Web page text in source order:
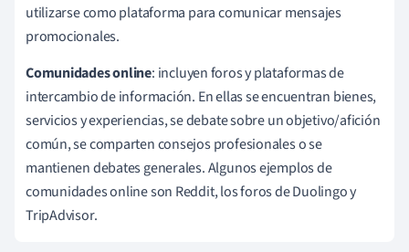
utilizarse como plataforma para comunicar mensajes
promocionales.
Comunidades online: incluyen foros y plataformas de
intercambio de información. En ellas se encuentran bienes,
servicios y experiencias, se debate sobre un objetivo/afición
común, se comparten consejos profesionales o se
mantienen debates generales. Algunos ejemplos de
comunidades online son Reddit, los foros de Duolingo y
TripAdvisor.